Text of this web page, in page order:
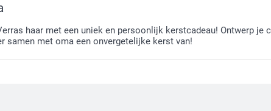
haar met een uniek en persoonlijk kerstcadeau! Ontwerp
samen met oma een onvergetelijke kerst van!